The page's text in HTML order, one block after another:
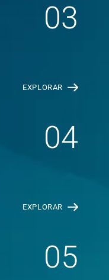
03
EXPLORAR
04
EXPLORAR
05